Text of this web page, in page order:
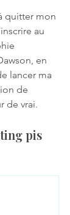
quitter mon
au
en
lancer ma
de
de vrai.
pis